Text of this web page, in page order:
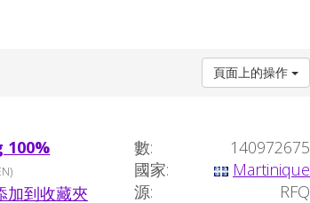
頁面上的操作
100%
數:
140972675
國家:
Martinique
源:
RFQ